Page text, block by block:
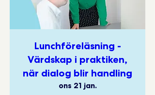
Lunchföreläsning -
Värdskap i praktiken,
när dialog blir handling
ons 21 jan.